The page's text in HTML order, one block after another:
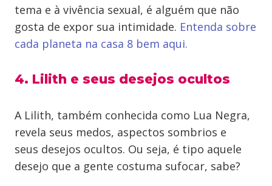
tema e à vivência sexual, é alguém que não
gosta de expor sua intimidade. Entenda sobre
cada planeta na casa 8 bem aqui.
4. Lilith e seus desejos ocultos
A Lilith, também conhecida como Lua Negra,
revela seus medos, aspectos sombrios e
seus desejos ocultos. Ou seja, é tipo aquele
desejo que a gente costuma sufocar, sabe?